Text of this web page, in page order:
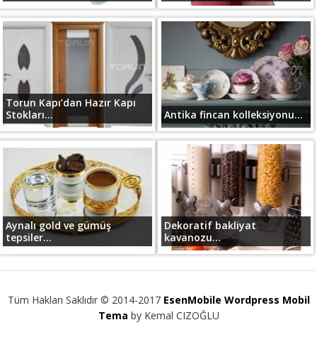
Torun Kapı’dan Hazır Kapı
Stokları...
Antika fincan kolleksiyonu...
Aynalı gold ve gümüş
tepsiler...
Dekoratif bakliyat
kavanozu...
Tüm Hakları Saklıdır © 2014-2017 EsenMobile Wordpress Mobil
Tema by Kemal CIZOĞLU